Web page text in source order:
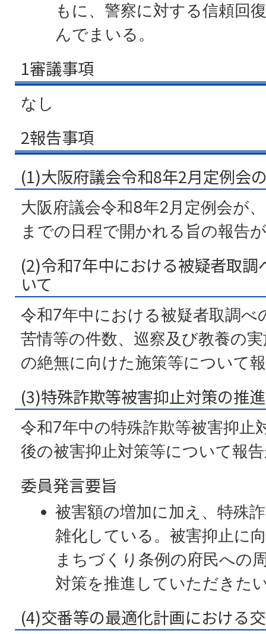
もに、警察に対する信頼回
んでまいる。
1審議事項
なし
2報告事項
(1)大阪府議会令和8年2月定例会
大阪府議会令和8年2月定例会が
までの日程で開かれる旨の報告
(2)令和7年中における被疑者取
いて
令和7年中における被疑者取調べ
苦情等の件数、巡察及び教養の
の絶無に向けた施策等について
(3)特殊詐欺等被害抑止対策の推
令和7年中の特殊詐欺等被害抑止
後の被害抑止対策等について報
委員発言要旨
被害額の増加に加え、特殊
雑化している。被害抑止に
まちづくり条例の府民への
対策を推進していただきた
(4)交番等の最適化計画における